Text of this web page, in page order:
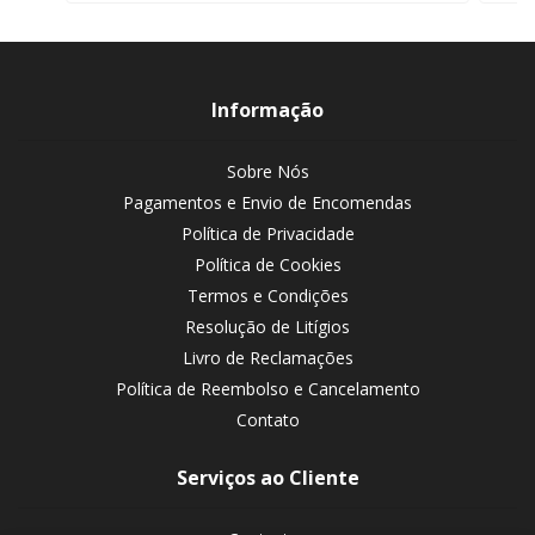
Informação
Sobre Nós
Pagamentos e Envio de Encomendas
Política de Privacidade
Política de Cookies
Termos e Condições
Resolução de Litígios
Livro de Reclamações
Política de Reembolso e Cancelamento
Contato
Serviços ao Cliente